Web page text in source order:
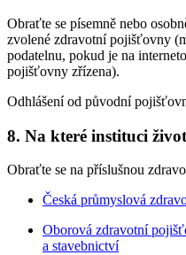
Obraťte se písemně nebo
zvolené zdravotní pojišťovny
podatelnu, pokud je na
pojišťovny zřízena).
Odhlášení od původní
8. Na které instituci
Obraťte se na příslušnou
Česká průmyslová
Oborová zdravotní
a stavebnictví